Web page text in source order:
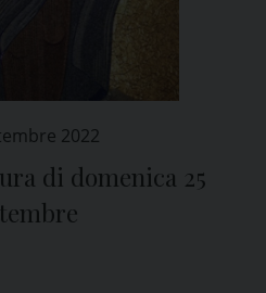
2022
di domenica 25